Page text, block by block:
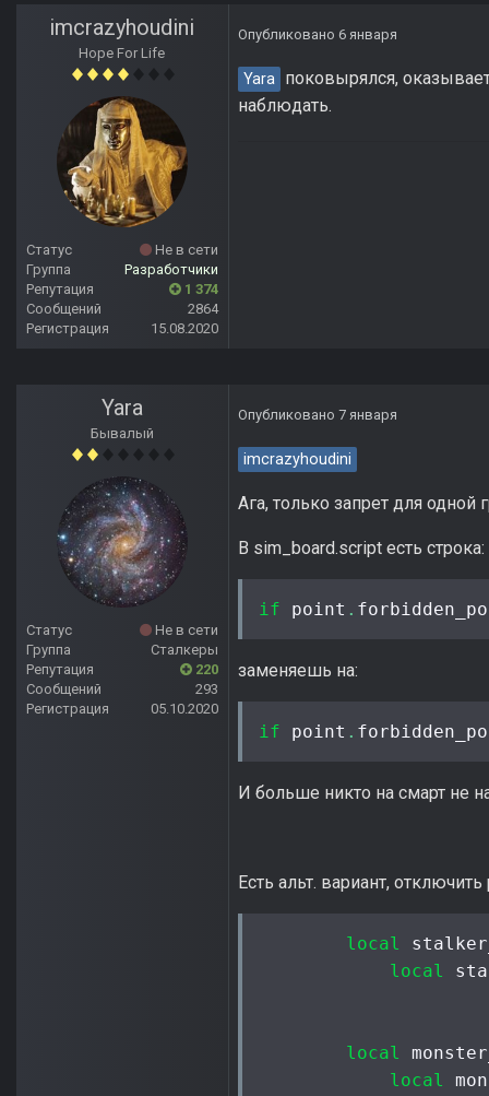
imcrazyhoudini
Hope For Life
Статус
Не в сети
Группа
Разработчики
Репутация
1 374
Сообщений
2864
Регистрация
15.08.2020
Опубликовано 6 января
Yara поковырялся,
наблюдать.
Yara
Бывалый
Статус
Не в сети
Группа
Сталкеры
Репутация
220
Сообщений
293
Регистрация
05.10.2020
Опубликовано 7 января
imcrazyhoudini
Ага, только запрет для
В sim_board.script есть строка:
if point .
заменяешь на:
if point .
И больше никто на смарт не
Есть альт. вариант,
local
local
local
local